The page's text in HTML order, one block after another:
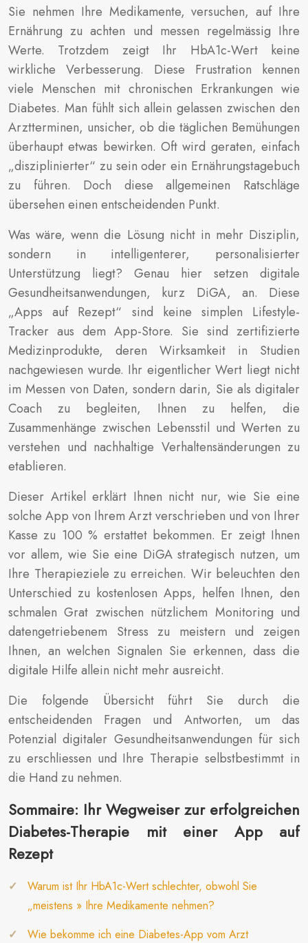
Sie nehmen Ihre Medikamente, versuchen, auf Ihre
Ernährung zu achten und messen regelmässig Ihre
Werte. Trotzdem zeigt Ihr HbA1c-Wert keine
wirkliche Verbesserung. Diese Frustration kennen
viele Menschen mit chronischen Erkrankungen wie
Diabetes. Man fühlt sich allein gelassen zwischen den
Arztterminen, unsicher, ob die täglichen Bemühungen
überhaupt etwas bewirken. Oft wird geraten, einfach
„disziplinierter“ zu sein oder ein Ernährungstagebuch
zu führen. Doch diese allgemeinen Ratschläge
übersehen einen entscheidenden Punkt.
Was wäre, wenn die Lösung nicht in mehr Disziplin,
sondern in intelligenterer, personalisierter
Unterstützung liegt? Genau hier setzen digitale
Gesundheitsanwendungen, kurz DiGA, an. Diese
„Apps auf Rezept“ sind keine simplen Lifestyle-
Tracker aus dem App-Store. Sie sind zertifizierte
Medizinprodukte, deren Wirksamkeit in Studien
nachgewiesen wurde. Ihr eigentlicher Wert liegt nicht
im Messen von Daten, sondern darin, Sie als digitaler
Coach zu begleiten, Ihnen zu helfen, die
Zusammenhänge zwischen Lebensstil und Werten zu
verstehen und nachhaltige Verhaltensänderungen zu
etablieren.
Dieser Artikel erklärt Ihnen nicht nur, wie Sie eine
solche App von Ihrem Arzt verschrieben und von Ihrer
Kasse zu 100 % erstattet bekommen. Er zeigt Ihnen
vor allem, wie Sie eine DiGA strategisch nutzen, um
Ihre Therapieziele zu erreichen. Wir beleuchten den
Unterschied zu kostenlosen Apps, helfen Ihnen, den
schmalen Grat zwischen nützlichem Monitoring und
datengetriebenem Stress zu meistern und zeigen
Ihnen, an welchen Signalen Sie erkennen, dass die
digitale Hilfe allein nicht mehr ausreicht.
Die folgende Übersicht führt Sie durch die
entscheidenden Fragen und Antworten, um das
Potenzial digitaler Gesundheitsanwendungen für sich
zu erschliessen und Ihre Therapie selbstbestimmt in
die Hand zu nehmen.
Sommaire: Ihr Wegweiser zur erfolgreichen
Diabetes-Therapie mit einer App auf
Rezept
Warum ist Ihr HbA1c-Wert schlechter, obwohl Sie
„meistens » Ihre Medikamente nehmen?
Wie bekomme ich eine Diabetes-App vom Arzt